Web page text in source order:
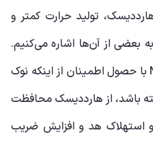
تولید حرارت کمتر و
بعضی از آن‌ها اشاره می‌کنیم.
با حصول اطمینان از اینکه نوک
باشد، از هارددیسک محافظت
هد و افزایش ضریب